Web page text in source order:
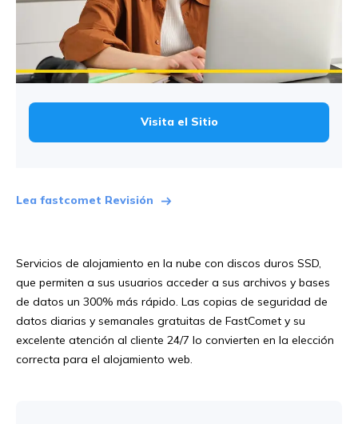
Visita el Sitio
Lea fastcomet Revisión
Servicios de alojamiento en la nube con discos duros SSD,
que permiten a sus usuarios acceder a sus archivos y bases
de datos un 300% más rápido. Las copias de seguridad de
datos diarias y semanales gratuitas de FastComet y su
excelente atención al cliente 24/7 lo convierten en la elección
correcta para el alojamiento web.